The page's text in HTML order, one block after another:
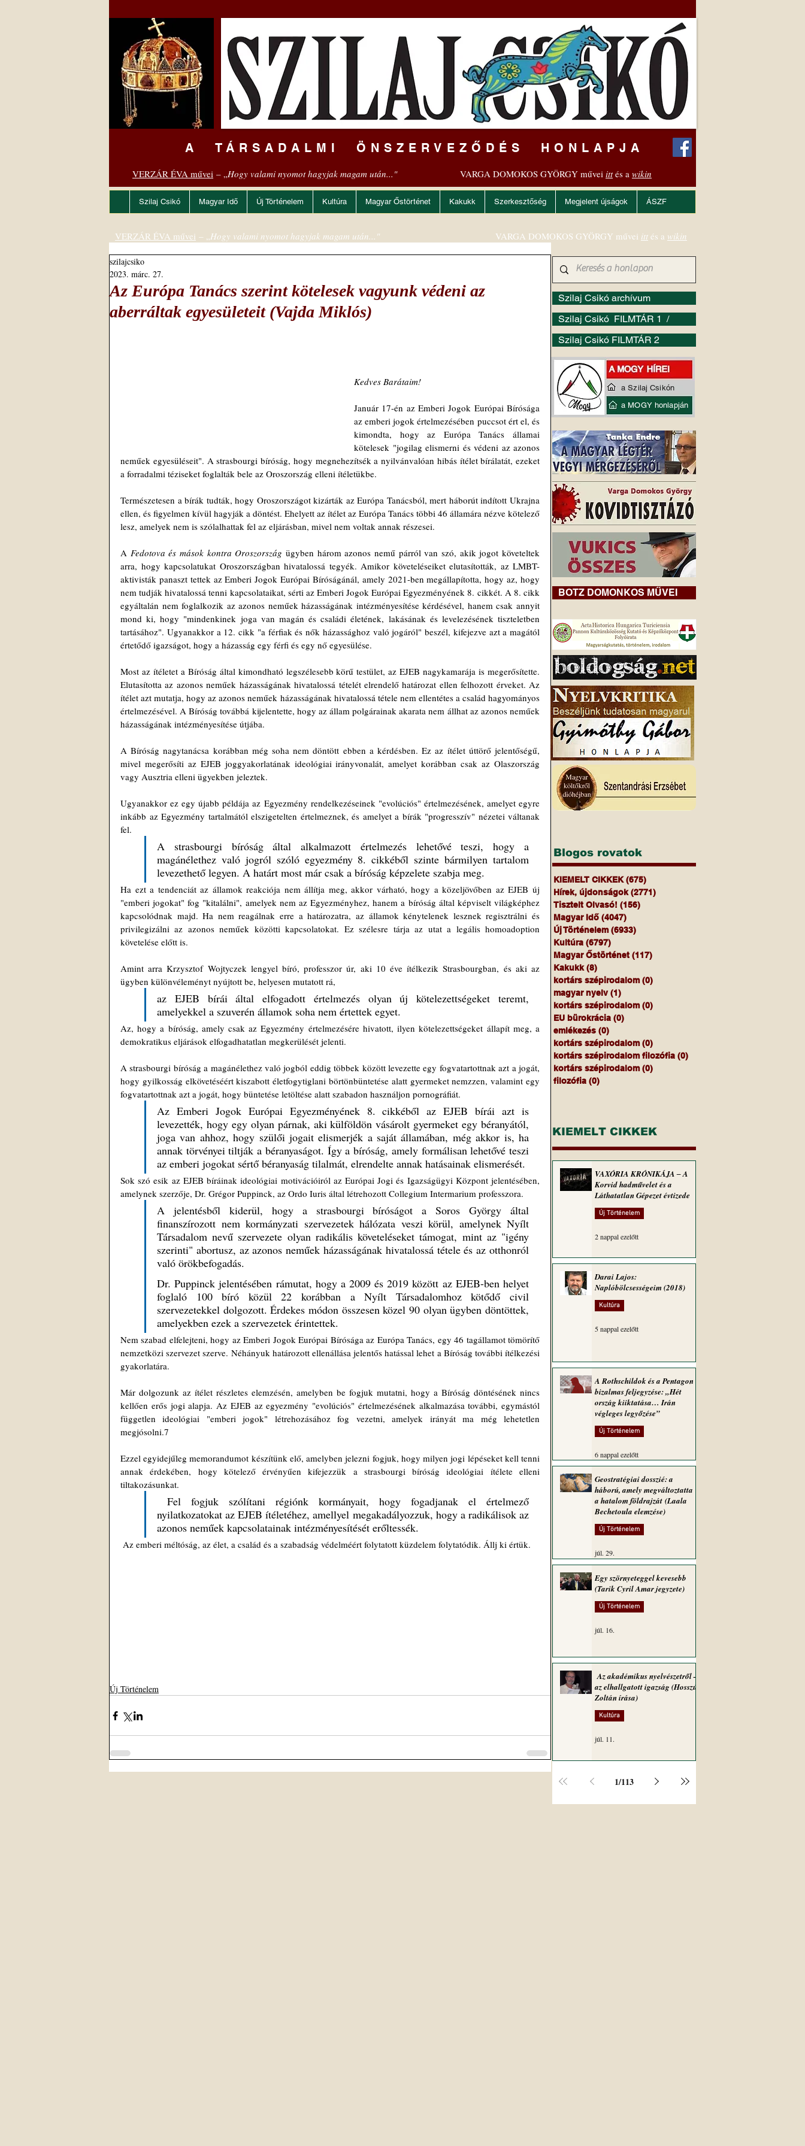
A TÁRSADALMI ÖNSZERVEZŐDÉS HONLAPJA
VERZÁR ÉVA művei – „Hogy valami nyomot hagyjak magam után..." VARGA DOMOKOS GYÖRGY művei ittés a wikin
Szilaj Csikó Magyar Idő Új Történelem Kultúra Magyar Őstörténet Kakukk Szerkesztőség Megjelent újságok ÁSZF
Az Európa Tanács szerint kötelesek vagyunk védeni az
aberráltak egyesületeit (Vajda Miklós)
szilajcsiko
2023. márc. 27.
Kedves Barátaim!
Január 17-én az Emberi Jogok Európai Bírósága
az emberi jogok értelmezésében puccsot ért el, és
kimondta, hogy az Európa Tanács államai
kötelesek "jogilag elismerni és védeni az azonos
neműek egyesüléseit". A strasbourgi bíróság, hogy megnehezítsék a nyilvánvalóan hibás ítélet bírálatát, ezeket
a forradalmi téziseket foglalták bele az Oroszország elleni ítéletükbe.
Természetesen a bírák tudták, hogy Oroszországot kizárták az Európa Tanácsból, mert háborút indított Ukrajna
ellen, és figyelmen kívül hagyják a döntést. Ehelyett az ítélet az Európa Tanács többi 46 államára nézve kötelező
lesz, amelyek nem is szólalhattak fel az eljárásban, mivel nem voltak annak részesei.
A Fedotova és mások kontra Oroszország ügyben három azonos nemű párról van szó, akik jogot követeltek
arra, hogy kapcsolatukat Oroszországban hivatalossá tegyék. Amikor követeléseiket elutasították, az LMBT-
aktivisták panaszt tettek az Emberi Jogok Európai Bíróságánál, amely 2021-ben megállapította, hogy az, hogy
nem tudják hivatalossá tenni kapcsolataikat, sérti az Emberi Jogok Európai Egyezményének 8. cikkét. A 8. cikk
egyáltalán nem foglalkozik az azonos neműek házasságának intézményesítése kérdésével, hanem csak annyit
mond ki, hogy "mindenkinek joga van magán és családi életének, lakásának és levelezésének tiszteletben
tartásához". Ugyanakkor a 12. cikk "a férfiak és nők házassághoz való jogáról" beszél, kifejezve azt a magától
értetődő igazságot, hogy a házasság egy férfi és egy nő egyesülése.
Most az ítéletet a Bíróság által kimondható legszélesebb körű testület, az EJEB nagykamarája is megerősítette.
Elutasította az azonos neműek házasságának hivatalossá tételét elrendelő határozat ellen felhozott érveket. Az
ítélet azt mutatja, hogy az azonos neműek házasságának hivatalossá tétele nem ellentétes a család hagyományos
értelmezésével. A Bíróság továbbá kijelentette, hogy az állam polgárainak akarata nem állhat az azonos neműek
házasságának intézményesítése útjába.
A Bíróság nagytanácsa korábban még soha nem döntött ebben a kérdésben. Ez az ítélet úttörő jelentőségű,
mivel megerősíti az EJEB joggyakorlatának ideológiai irányvonalát, amelyet korábban csak az Olaszország
vagy Ausztria elleni ügyekben jeleztek.
Ugyanakkor ez egy újabb példája az Egyezmény rendelkezéseinek "evolúciós" értelmezésének, amelyet egyre
inkább az Egyezmény tartalmától elszigetelten értelmeznek, és amelyet a bírák "progresszív" nézetei váltanak
fel.
A strasbourgi bíróság által alkalmazott értelmezés lehetővé teszi, hogy a
magánélethez való jogról szóló egyezmény 8. cikkéből szinte bármilyen tartalom
levezethető legyen. A határt most már csak a bíróság képzelete szabja meg.
Ha ezt a tendenciát az államok reakciója nem állítja meg, akkor várható, hogy a közeljövőben az EJEB új
"emberi jogokat" fog "kitalálni", amelyek nem az Egyezményhez, hanem a bíróság által képviselt világképhez
kapcsolódnak majd. Ha nem reagálnak erre a határozatra, az államok kénytelenek lesznek regisztrálni és
privilegizálni az azonos neműek közötti kapcsolatokat. Ez szélesre tárja az utat a legális homoadoption
követelése előtt is.
Amint arra Krzysztof Wojtyczek lengyel bíró, professzor úr, aki 10 éve ítélkezik Strasbourgban, és aki az
ügyben különvéleményt nyújtott be, helyesen mutatott rá,
az EJEB bírái által elfogadott értelmezés olyan új kötelezettségeket teremt,
amelyekkel a szuverén államok soha nem értettek egyet.
Az, hogy a bíróság, amely csak az Egyezmény értelmezésére hivatott, ilyen kötelezettségeket állapít meg, a
demokratikus eljárások elfogadhatatlan megkerülését jelenti.
A strasbourgi bíróság a magánélethez való jogból eddig többek között levezette egy fogvatartottnak azt a jogát,
hogy gyilkosság elkövetéséért kiszabott életfogytiglani börtönbüntetése alatt gyermeket nemzzen, valamint egy
fogvatartottnak azt a jogát, hogy büntetése letöltése alatt szabadon használjon pornográfiát.
Az Emberi Jogok Európai Egyezményének 8. cikkéből az EJEB bírái azt is
levezették, hogy egy olyan párnak, aki külföldön vásárolt gyermeket egy béranyától,
joga van ahhoz, hogy szülői jogait elismerjék a saját államában, még akkor is, ha
annak törvényei tiltják a béranyaságot. Így a bíróság, amely formálisan lehetővé teszi
az emberi jogokat sértő béranyaság tilalmát, elrendelte annak hatásainak elismerését.
Sok szó esik az EJEB bíráinak ideológiai motivációiról az Európai Jogi és Igazságügyi Központ jelentésében,
amelynek szerzője, Dr. Grégor Puppinck, az Ordo Iuris által létrehozott Collegium Intermarium professzora.
A jelentésből kiderül, hogy a strasbourgi bíróságot a Soros György által
finanszírozott nem kormányzati szervezetek hálózata veszi körül, amelynek Nyílt
Társadalom nevű szervezete olyan radikális követeléseket támogat, mint az "igény
szerinti" abortusz, az azonos neműek házasságának hivatalossá tétele és az otthonról
való örökbefogadás.
Dr. Puppinck jelentésében rámutat, hogy a 2009 és 2019 között az EJEB-ben helyet
foglaló 100 bíró közül 22 korábban a Nyílt Társadalomhoz kötődő civil
szervezetekkel dolgozott. Érdekes módon összesen közel 90 olyan ügyben döntöttek,
amelyekben ezek a szervezetek érintettek.
Nem szabad elfelejteni, hogy az Emberi Jogok Európai Bírósága az Európa Tanács, egy 46 tagállamot tömörítő
nemzetközi szervezet szerve. Néhányuk határozott ellenállása jelentős hatással lehet a Bíróság további ítélkezési
gyakorlatára.
Már dolgozunk az ítélet részletes elemzésén, amelyben be fogjuk mutatni, hogy a Bíróság döntésének nincs
kellően erős jogi alapja. Az EJEB az egyezmény "evolúciós" értelmezésének alkalmazása további, egymástól
független ideológiai "emberi jogok" létrehozásához fog vezetni, amelyek irányát ma még lehetetlen
megjósolni.7
Ezzel egyidejűleg memorandumot készítünk elő, amelyben jelezni fogjuk, hogy milyen jogi lépéseket kell tenni
annak érdekében, hogy kötelező érvényűen kifejezzük a strasbourgi bíróság ideológiai ítélete elleni
tiltakozásunkat.
nyilatkozatokat az EJEB ítéletéhez, amellyel megakadályozzuk, hogy a radikálisok az
azonos neműek kapcsolatainak intézményesítését erőltessék.
Az emberi méltóság, az élet, a család és a szabadság védelméért folytatott küzdelem folytatódik. Állj ki értük.
Új Történelem
Szilaj Csikó archívum
Szilaj Csikó FILMTÁR 1 /
Szilaj Csikó FILMTÁR 2
VERZÁR ÉVA művei – „Hogy valami nyomot hagyjak magam után..." VARGA DOMOKOS GYÖRGY művei itt és a wikin
BOTZ DOMONKOS MŰVEI
Blogos rovatok
KIEMELT CIKKEK (675)
Hírek, újdonságok (2771)
Tisztelt Olvasó! (156)
Magyar Idő (4047)
Új Történelem (6933)
Kultúra (6797)
Magyar Őstörténet (117)
Kakukk (8)
kortárs szépirodalom (0)
magyar nyelv (1)
kortárs szépirodalom (0)
EU bürokrácia (0)
emlékezés (0)
kortárs szépirodalom (0)
kortárs szépirodalom filozófia (0)
kortárs szépirodalom (0)
filozófia (0)
KIEMELT CIKKEK
VAXÓRIA KRÓNIKÁJA ‒ A
Korvid hadművelet és a
Láthatatlan Gépezet évtizede
Új Történelem
2 nappal ezelőtt
Darai Lajos:
Naplóbölcsességeim (2018)
Kultúra
5 nappal ezelőtt
A Rothschildok és a Pentagon
bizalmas feljegyzése: „Hét
ország kiiktatása… Irán
végleges legyőzése”
Új Történelem
6 nappal ezelőtt
Geostratégiai dosszié: a
háború, amely megváltoztatta
a hatalom földrajzát (Laala
Bechetoula elemzése)
Új Történelem
júl. 29.
Egy szörnyeteggel kevesebb
(Tarik Cyril Amar jegyzete)
Új Történelem
júl. 16.
Az akadémikus nyelvészetről –
az elhallgatott igazság (Hosszú
Zoltán írása)
Kultúra
júl. 11.
1/113
a Szilaj Csikón
a MOGY honlapján